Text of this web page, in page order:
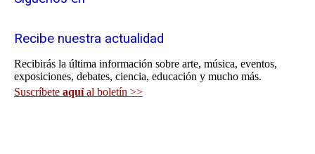
Recibe nuestra actualidad
Recibirás la última información sobre arte, música, eventos,
exposiciones, debates, ciencia, educación y mucho más.
Suscríbete aquíal boletín >>